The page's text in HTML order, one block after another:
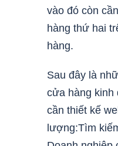
vào đó còn
hàng thứ hai
hàng.
Sau đây là
cửa hàng kinh
cần thiết kế
lượng:Tìm